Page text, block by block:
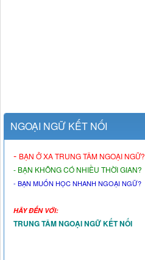
NGOẠI NGỮ KẾT NỐI
- BẠN Ở XA TRUNG TÂM NGOẠI NGỮ?
- BẠN KHÔNG CÓ NHIỀU THỜI GIAN?
- BẠN MUỐN HỌC NHANH NGOẠI NGỮ?
HÃY ĐẾN VỚI:
TRUNG TÂM NGOẠI NGỮ KẾT NỐI